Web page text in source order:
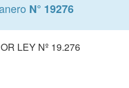
N° 19276
LEY Nº 19.276